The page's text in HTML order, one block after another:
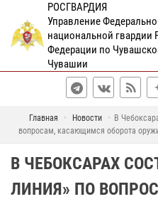
РОСГВАРДИЯ
Управление
национальной гвардии
Федерации по
Чувашии
Главная Новости
В
вопросам, касающимся оборота
В ЧЕБОКСАРАХ
ЛИНИЯ» ПО